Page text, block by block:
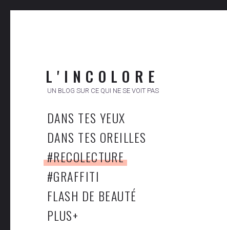
L ' I N C O L O R E
UN BLOG SUR CE QUI NE SE VOIT PAS
DANS TES YEUX
DANS TES OREILLES
#RECOLECTURE
#GRAFFITI
FLASH DE BEAUTÉ
PLUS+